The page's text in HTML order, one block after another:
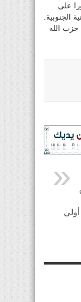
على
الجنوبية.
حزب الله
أولى